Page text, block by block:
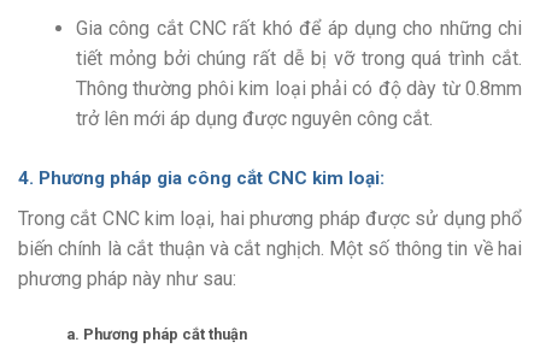
Gia công cắt CNC rất khó để áp dụng cho những chi
tiết mỏng bởi chúng rất dễ bị vỡ trong quá trình cắt.
Thông thường phôi kim loại phải có độ dày từ 0.8mm
trở lên mới áp dụng được nguyên công cắt.
4. Phương pháp gia công cắt CNC kim loại:
Trong cắt CNC kim loại, hai phương pháp được sử dụng phổ
biến chính là cắt thuận và cắt nghịch. Một số thông tin về hai
phương pháp này như sau:
a. Phương pháp cắt thuận